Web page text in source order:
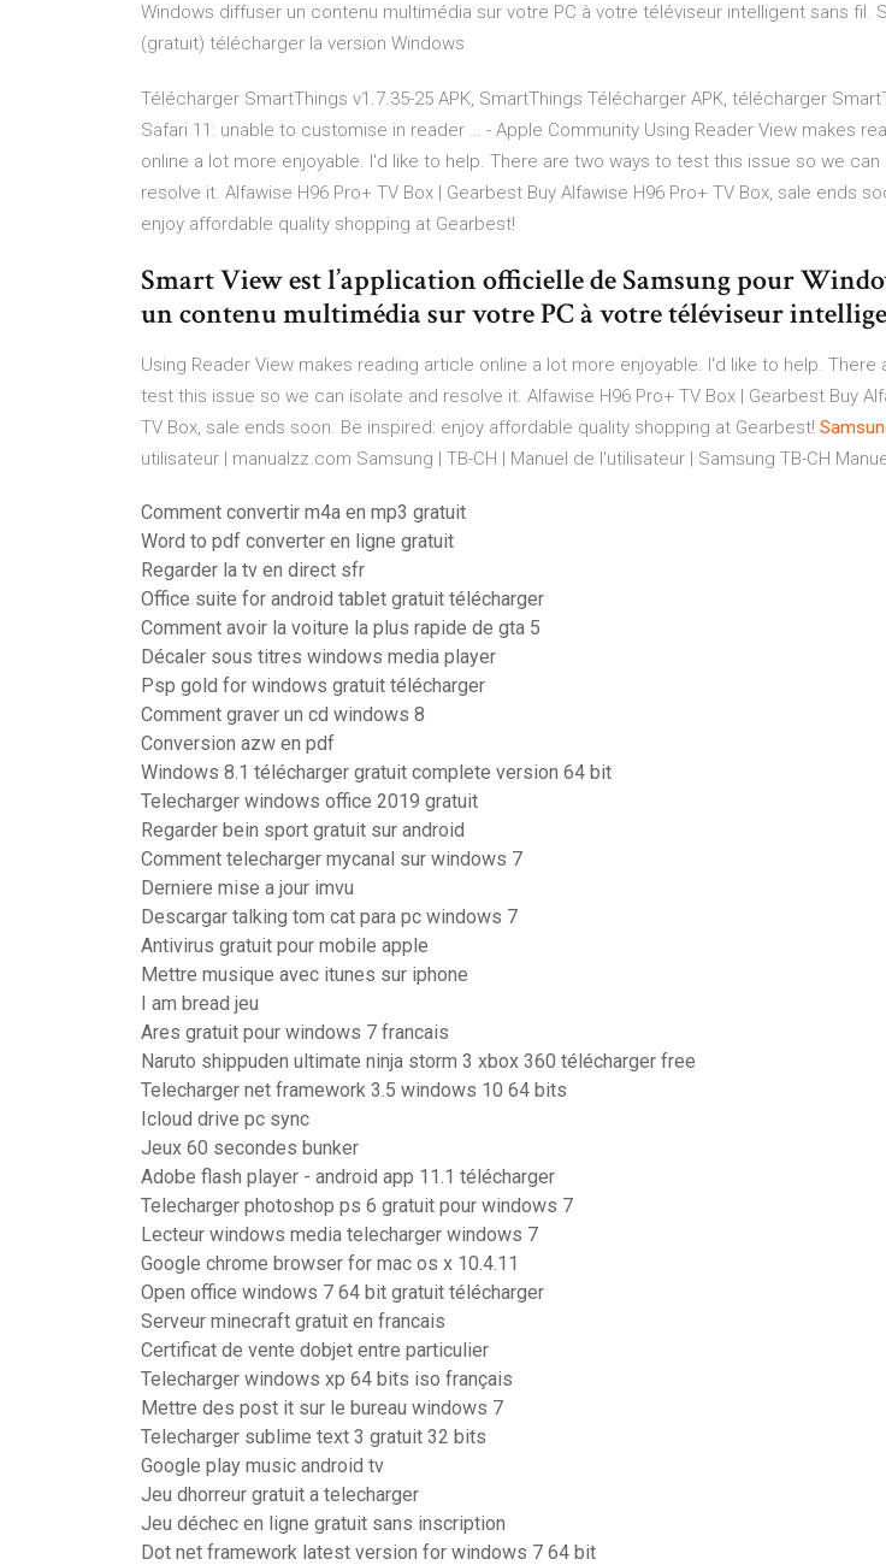
Windows diffuser un contenu multimédia sur votre PC à votre téléviseur intelligent sans fil.
(gratuit) télécharger la version Windows
Télécharger SmartThings v1.7.35-25 APK, SmartThings Télécharger APK, télécharger
Safari 11: unable to customise in reader … - Apple Community Using Reader View makes
online a lot more enjoyable. I'd like to help. There are two ways to test this issue so we can
resolve it. Alfawise H96 Pro+ TV Box | Gearbest Buy Alfawise H96 Pro+ TV Box, sale ends
enjoy affordable quality shopping at Gearbest!
Smart View est l’application officielle de Samsung pour
un contenu multimédia sur votre PC à votre téléviseur
Using Reader View makes reading article online a lot more enjoyable. I'd like to help. There
test this issue so we can isolate and resolve it. Alfawise H96 Pro+ TV Box | Gearbest Buy
TV Box, sale ends soon. Be inspired: enjoy affordable quality shopping at Gearbest!
utilisateur | manualzz.com Samsung | TB-CH | Manuel de l'utilisateur | Samsung TB-CH
Comment convertir m4a en mp3 gratuit
Word to pdf converter en ligne gratuit
Regarder la tv en direct sfr
Office suite for android tablet gratuit télécharger
Comment avoir la voiture la plus rapide de gta 5
Décaler sous titres windows media player
Psp gold for windows gratuit télécharger
Comment graver un cd windows 8
Conversion azw en pdf
Windows 8.1 télécharger gratuit complete version 64 bit
Telecharger windows office 2019 gratuit
Regarder bein sport gratuit sur android
Comment telecharger mycanal sur windows 7
Derniere mise a jour imvu
Descargar talking tom cat para pc windows 7
Antivirus gratuit pour mobile apple
Mettre musique avec itunes sur iphone
I am bread jeu
Ares gratuit pour windows 7 francais
Naruto shippuden ultimate ninja storm 3 xbox 360 télécharger free
Telecharger net framework 3.5 windows 10 64 bits
Icloud drive pc sync
Jeux 60 secondes bunker
Adobe flash player - android app 11.1 télécharger
Telecharger photoshop ps 6 gratuit pour windows 7
Lecteur windows media telecharger windows 7
Google chrome browser for mac os x 10.4.11
Open office windows 7 64 bit gratuit télécharger
Serveur minecraft gratuit en francais
Certificat de vente dobjet entre particulier
Telecharger windows xp 64 bits iso français
Mettre des post it sur le bureau windows 7
Telecharger sublime text 3 gratuit 32 bits
Google play music android tv
Jeu dhorreur gratuit a telecharger
Jeu déchec en ligne gratuit sans inscription
Dot net framework latest version for windows 7 64 bit